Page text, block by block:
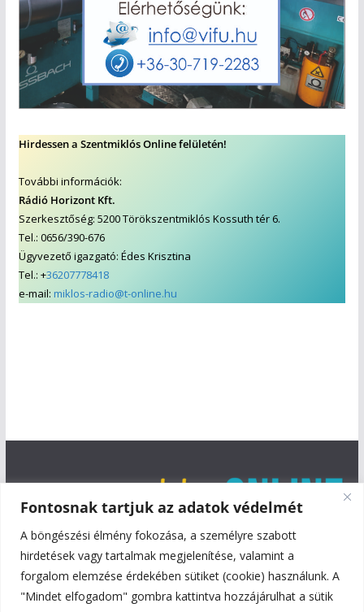
Fontosnak tartjuk az adatok védelmét
A böngészési élmény fokozása, a személyre szabott
hirdetések vagy tartalmak megjelenítése, valamint a
forgalom elemzése érdekében sütiket (cookie) használunk. A
"Mindet elfogadom" gombra kattintva hozzájárulhat a sütik
Hirdessen a Szentmiklós Online felületén!
További információk:
Rádió Horizont Kft.
Szerkesztőség: 5200 Törökszentmiklós Kossuth tér 6.
Tel.: 0656/390-676
Ügyvezető igazgató: Édes Krisztina
Tel.: +36207778418
e-mail: miklos-radio@t-online.hu